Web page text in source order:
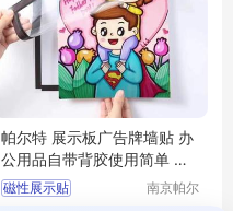
帕尔特 展示板广告牌墙贴 办
公用品自带背胶使用简单 替
换方便
磁性展示贴
南京帕尔